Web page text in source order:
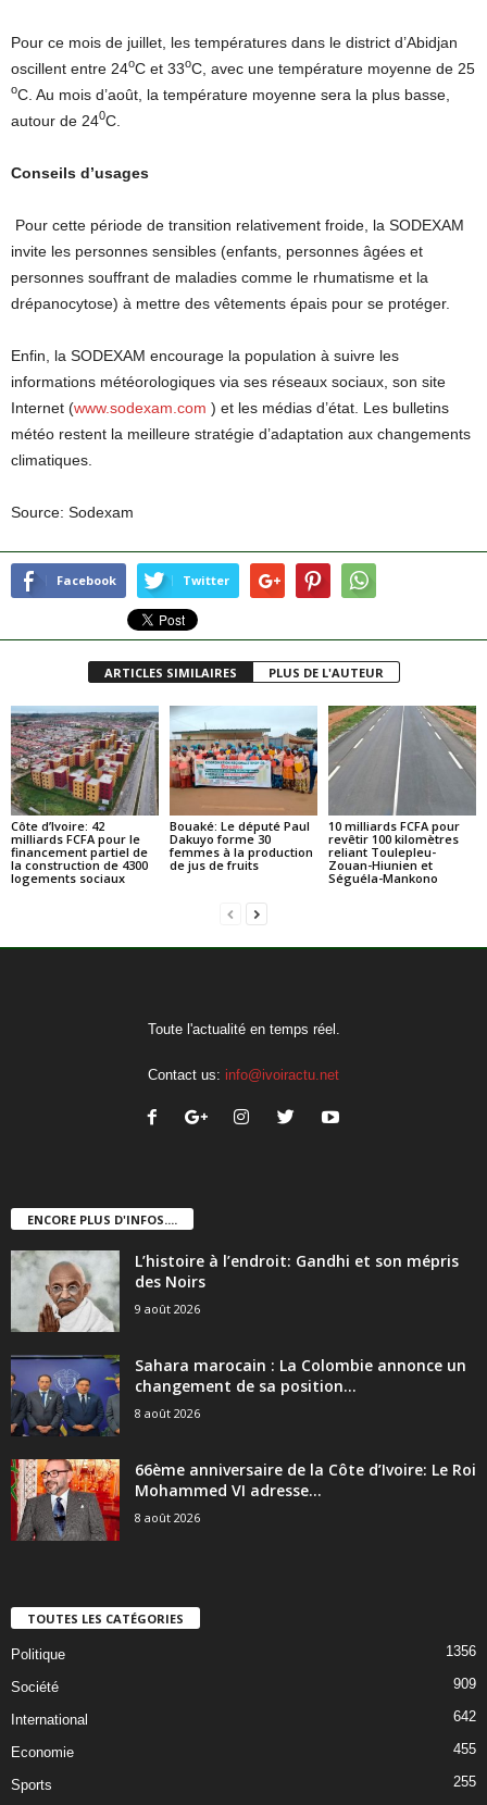
Pour ce mois de juillet, les températures dans le district d’Abidjan
oscillent entre 24oC et 33oC, avec une température moyenne de 25
oC. Au mois d’août, la température moyenne sera la plus basse,
autour de 240C.
Conseils d’usages
Pour cette période de transition relativement froide, la SODEXAM
invite les personnes sensibles (enfants, personnes âgées et
personnes souffrant de maladies comme le rhumatisme et la
drépanocytose) à mettre des vêtements épais pour se protéger.
Enfin, la SODEXAM encourage la population à suivre les
informations météorologiques via ses réseaux sociaux, son site
Internet (www.sodexam.com ) et les médias d’état. Les bulletins
météo restent la meilleure stratégie d’adaptation aux changements
climatiques.
Source: Sodexam
Facebook Twitter
ARTICLES SIMILAIRES PLUS DE L'AUTEUR
Côte d’Ivoire: 42
milliards FCFA pour le
financement partiel de
la construction de 4300
logements sociaux
Bouaké: Le député Paul
Dakuyo forme 30
femmes à la production
de jus de fruits
10 milliards FCFA pour
revêtir 100 kilomètres
reliant Toulepleu-
Zouan-Hiunien et
Séguéla-Mankono
Toute l'actualité en temps réel.
Contact us: info@ivoiractu.net
ENCORE PLUS D'INFOS....
L’histoire à l’endroit: Gandhi et son mépris
des Noirs
9 août 2026
Sahara marocain : La Colombie annonce un
changement de sa position...
8 août 2026
66ème anniversaire de la Côte d’Ivoire: Le Roi
Mohammed VI adresse...
8 août 2026
TOUTES LES CATÉGORIES
Politique 1356
Société 909
International 642
Economie 455
Sports 255